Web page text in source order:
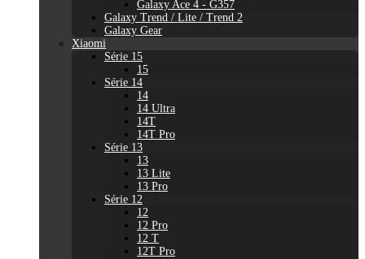
Galaxy Ace 4 - G357
Galaxy Trend / Lite / Trend 2
Galaxy Gear
Xiaomi
Série 15
15
Série 14
14
14 Ultra
14T
14T Pro
Série 13
13
13 Lite
13 Pro
Série 12
12
12 Pro
12 T
12T Pro